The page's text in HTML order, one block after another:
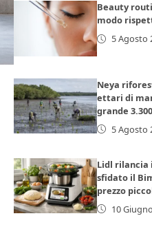
Beauty
modo
5 Agosto
Neya
ettari di
grande
5 Agosto
Lidl rilancia
sfidato il
prezzo
10